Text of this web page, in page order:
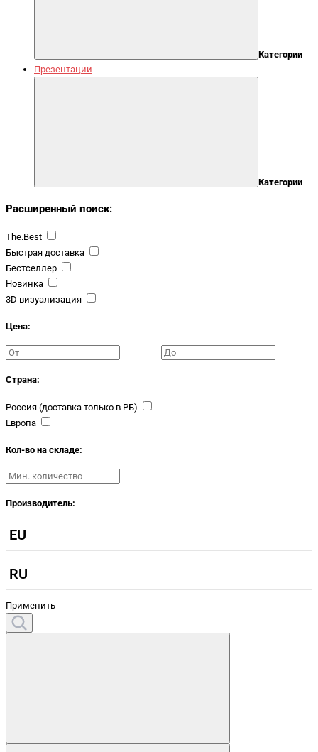
Категории
Презентации
Категории
Расширенный поиск:
The.Best
Быстрая доставка
Бестселлер
Новинка
3D визуализация
Цена:
Страна:
Россия (доставка только в РБ)
Европа
Кол-во на складе:
Производитель:
EU
RU
Применить